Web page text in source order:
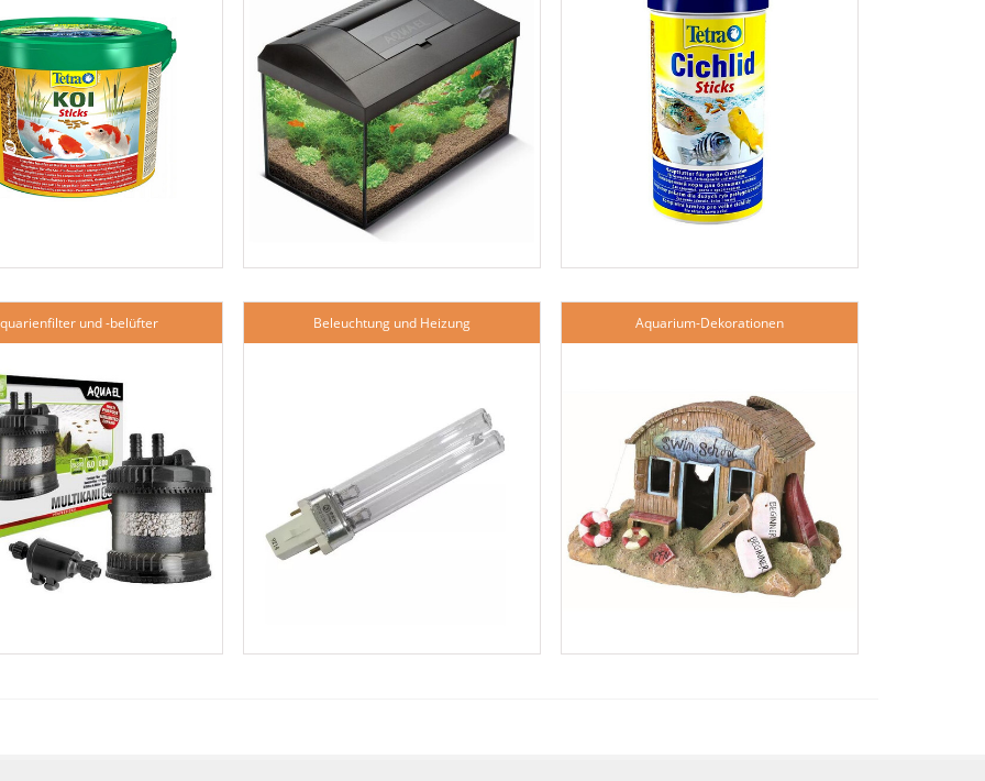
und -belüfter Beleuchtung und Heizung Aquarium-Dekorationen